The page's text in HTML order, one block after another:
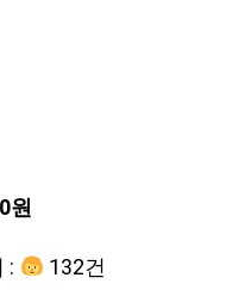
원
:
132건